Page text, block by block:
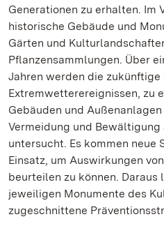
Generationen zu erhalten. Im
historische Gebäude und
Gärten und
Pflanzensammlungen. Über
Jahren werden die zukünftige
Extremwetterereignissen, zu
Gebäuden und
Vermeidung und
untersucht. Es kommen neue
Einsatz, um Auswirkungen
beurteilen zu können. Daraus
jeweiligen Monumente des
zugeschnittene